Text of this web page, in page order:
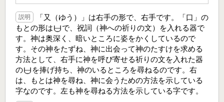
説明
「又（ゆう）」は右手の形で、右手です。「口」の
もとの形は
で、祝詞（神への祈りの文）を入れる器で
す。神は奥深く、暗いところに姿をかくしているので
す。その神をたずね、神に出会って神のたすけを求める
方法として、右手に神を呼び寄せる祈りの文を入れた器
の
を捧げ持ち、神のいるところを尋ねるのです。右
は、もとは神を尋ね、神に会うための方法を示している
字なのです。左も神を尋ねる方法を示している字です。